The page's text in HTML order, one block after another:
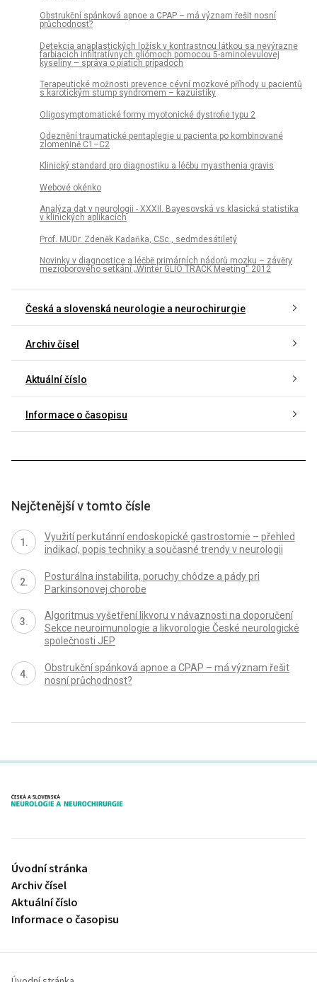
Obstrukční spánková apnoe a CPAP – má význam řešit nosní
průchodnost?
Detekcia anaplastických ložísk v kontrastnou látkou sa nevýrazne
farbiacich infiltratívnych gliómoch pomocou 5-aminolevulovej
kyseliny – správa o piatich prípadoch
Terapeutické možnosti prevence cévní mozkové příhody u pacientů
s karotickým stump syndromem – kazuistiky
Oligosymptomatické formy myotonické dystrofie typu 2
Odeznění traumatické pentaplegie u pacienta po kombinované
zlomenině C1–C2
Klinický standard pro diagnostiku a léčbu myasthenia gravis
Webové okénko
Analýza dat v neurologii - XXXII. Bayesovská vs klasická statistika
v klinických aplikacích
Prof. MUDr. Zdeněk Kadaňka, CSc., sedmdesátiletý
Novinky v diagnostice a léčbě primárních nádorů mozku – závěry
mezioborového setkání „Winter GLIO TRACK Meeting“ 2012
Česká a slovenská neurologie a neurochirurgie
Archiv čísel
Aktuální číslo
Informace o časopisu
Nejčtenější v tomto čísle
Využití perkutánní endoskopické gastrostomie – přehled
indikací, popis techniky a současné trendy v neurologii
Posturálna instabilita, poruchy chôdze a pády pri
Parkinsonovej chorobe
Algoritmus vyšetření likvoru v návaznosti na doporučení
Sekce neuroimunologie a likvorologie České neurologické
společnosti JEP
Obstrukční spánková apnoe a CPAP – má význam řešit
nosní průchodnost?
proLékaře.cz
Úvodní stránka
Archiv čísel
Aktuální číslo
Informace o časopisu